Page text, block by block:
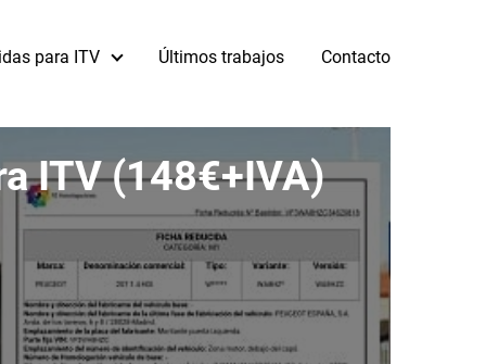
para ITV Últimos trabajos Contacto
ITV (148€+IVA)